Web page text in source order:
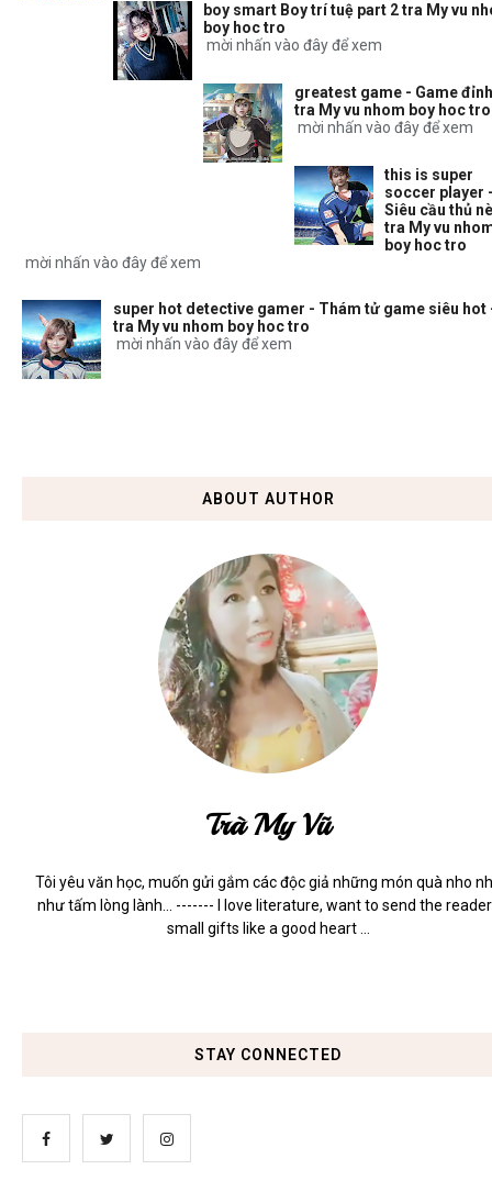
boy smart Boy trí tuệ part 2 tra My vu
boy hoc tro
mời nhấn vào đây để xem
greatest game - Game
tra My vu nhom boy hoc tro
mời nhấn vào đây để xem
this is super
soccer player
Siêu cầu thủ
tra My vu
boy hoc tro
mời nhấn vào đây để xem
super hot detective gamer - Thám tử game siêu hot
tra My vu nhom boy hoc tro
mời nhấn vào đây để xem
ABOUT AUTHOR
Trà My Vũ
Tôi yêu văn học, muốn gửi gắm các độc giả những món quà nho
như tấm lòng lành... ------- I love literature, want to send the
small gifts like a good heart ...
STAY CONNECTED